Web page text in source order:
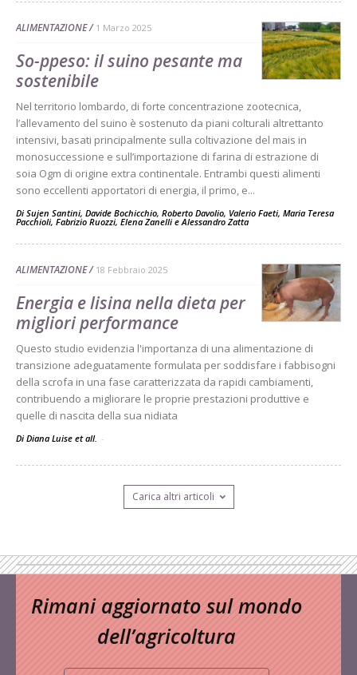
ALIMENTAZIONE 1 Marzo 2025
So-ppeso: il suino pesante ma
sostenibile
Nel territorio lombardo, di forte concentrazione zootecnica,
l’allevamento del suino è sostenuto da piani colturali altrettanto
intensivi, basati principalmente sulla coltivazione del mais in
monosuccessione e sull’importazione di farina di estrazione di
soia Ogm di origine extra continentale. Entrambi questi alimenti
sono eccellenti apportatori di energia, il primo, e...
Di Sujen Santini, Davide Bochicchio, Roberto Davolio, Valerio Faeti, Maria Teresa
Pacchioli, Fabrizio Ruozzi, Elena Zanelli eAlessandro Zatta
ALIMENTAZIONE 18 Febbraio 2025
Energia e lisina nella dieta per
migliori performance
Questo studio evidenzia l'importanza di una alimentazione di
transizione adeguatamente formulata per soddisfare i fabbisogni
della scrofa in una fase caratterizzata da rapidi cambiamenti,
contribuendo a migliorare le proprie prestazioni produttive e
quelle di nascita della sua nidiata
Di Diana Luise et all. -
Carica altri articoli
Rimani aggiornato sul mondo
dell’agricoltura